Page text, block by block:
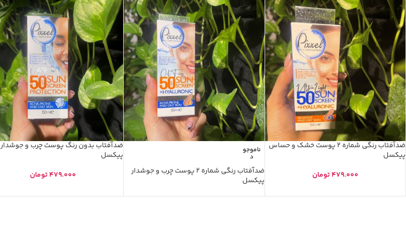
ضدآفتاب رنگی شماره 2 پوست خشک و حساس
پیکسل
479.000تومان
ناموجو
د
ضدآفتاب رنگی شماره 2 پوست چرب و جوشدار
پیکسل
ضدآفتاب بدون رنگ پوست چرب و جوشدار
پیکسل
479.000تومان